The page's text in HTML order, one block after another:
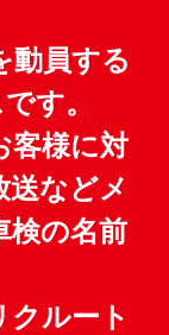
動員する
す。
客様に対
送などメ
検の名前
クルート